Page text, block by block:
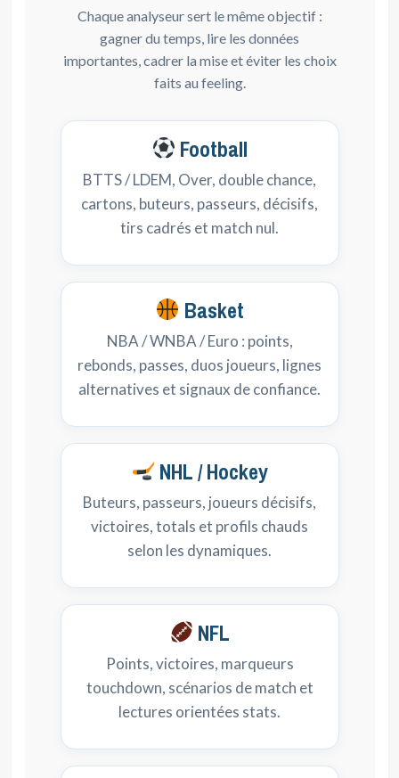
Chaque analyseur sert le même objectif :
gagner du temps, lire les données
importantes, cadrer la mise et éviter les choix
faits au feeling.
Football
BTTS / LDEM, Over, double chance,
cartons, buteurs, passeurs, décisifs,
tirs cadrés et match nul.
Basket
NBA / WNBA / Euro : points,
rebonds, passes, duos joueurs, lignes
alternatives et signaux de confiance.
NHL / Hockey
Buteurs, passeurs, joueurs décisifs,
victoires, totals et profils chauds
selon les dynamiques.
NFL
Points, victoires, marqueurs
touchdown, scénarios de match et
lectures orientées stats.